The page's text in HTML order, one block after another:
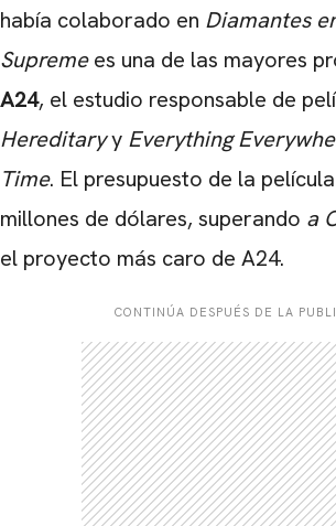
había colaborado en Diamantes
Supremees una de las mayores
A24, el estudio responsable de
Hereditaryy Everything
Time. El presupuesto de la
millones de dólares, superando a
el proyecto más caro de A24.
CONTINÚA DESPUÉS DE LA
CARREGANDO PUBLICIDADE